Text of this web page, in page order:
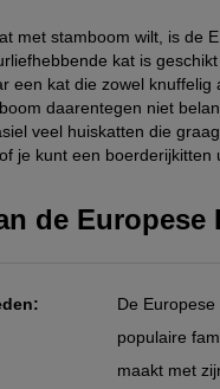
met stamboom wilt, is de
kat is
een kat die zowel knuffelig
daarentegen niet
veel huiskatten die
je kunt een boerderijkitten
de Europese
De
populaire
maakt met